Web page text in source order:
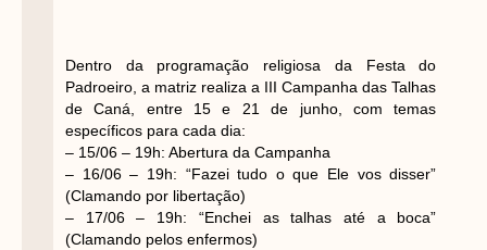
Dentro da programação religiosa da Festa do
Padroeiro, a matriz realiza a III Campanha das Talhas
de Caná, entre 15 e 21 de junho, com temas
específicos para cada dia:
– 15/06 – 19h: Abertura da Campanha
– 16/06 – 19h: “Fazei tudo o que Ele vos disser”
(Clamando por libertação)
– 17/06 – 19h: “Enchei as talhas até a boca”
(Clamando pelos enfermos)